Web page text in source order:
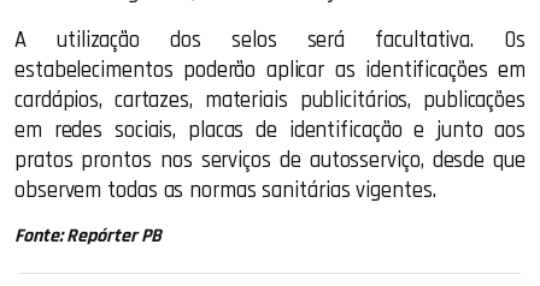
A utilização dos selos será facultativa. Os
estabelecimentos poderão aplicar as identificações em
cardápios, cartazes, materiais publicitários, publicações
em redes sociais, placas de identificação e junto aos
pratos prontos nos serviços de autosserviço, desde que
observem todas as normas sanitárias vigentes.
Fonte: Repórter PB